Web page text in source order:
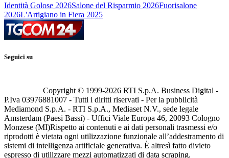
Identità Golose 2026Salone del Risparmio 2026Fuorisalone
2026L'Artigiano in Fiera 2025
Seguici su
Copyright © 1999-2026 RTI S.p.A. Business Digital -
P.Iva 03976881007 - Tutti i diritti riservati - Per la pubblicità
Mediamond S.p.A. - RTI S.p.A., Mediaset N.V., sede legale
Amsterdam (Paesi Bassi) - Uffici Viale Europa 46, 20093 Cologno
Monzese (MI)Rispetto ai contenuti e ai dati personali trasmessi e/o
riprodotti è vietata ogni utilizzazione funzionale all’addestramento di
sistemi di intelligenza artificiale generativa. È altresì fatto divieto
espresso di utilizzare mezzi automatizzati di data scraping.